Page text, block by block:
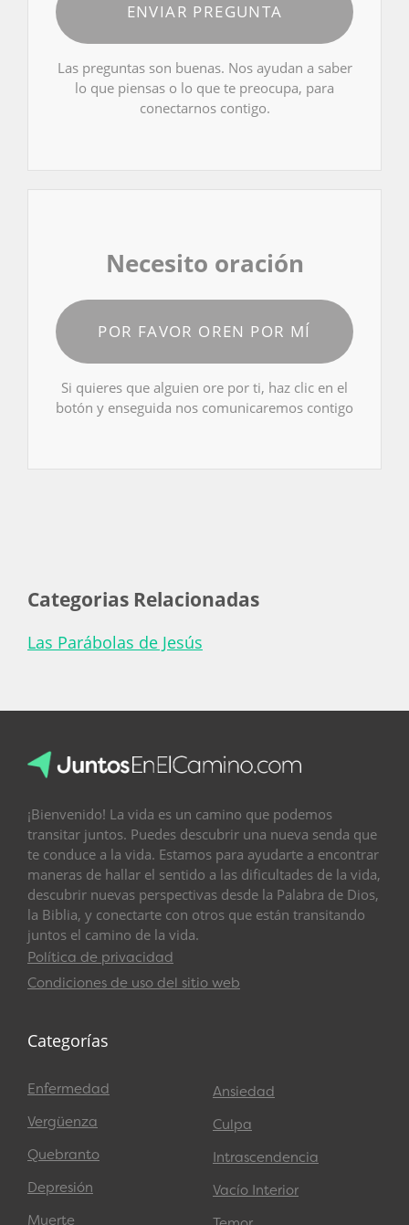
ENVIAR PREGUNTA
Las preguntas son buenas. Nos ayudan a saber
lo que piensas o lo que te preocupa, para
conectarnos contigo.
Necesito oración
POR FAVOR OREN POR MÍ
Si quieres que alguien ore por ti, haz clic en el
botón y enseguida nos comunicaremos contigo
Categorias Relacionadas
Las Parábolas de Jesús
¡Bienvenido! La vida es un camino que podemos
transitar juntos. Puedes descubrir una nueva senda que
te conduce a la vida. Estamos para ayudarte a encontrar
maneras de hallar el sentido a las dificultades de la vida,
descubrir nuevas perspectivas desde la Palabra de Dios,
la Biblia, y conectarte con otros que están transitando
juntos el camino de la vida.
Política de privacidad
Condiciones de uso del sitio web
Categorías
Enfermedad
Vergüenza
Quebranto
Depresión
Muerte
Ansiedad
Culpa
Intrascendencia
Vacío Interior